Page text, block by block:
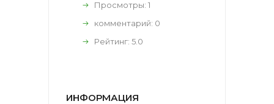
Просмотры: 1
комментарий: 0
Рейтинг: 5.0
ИНФОРМАЦИЯ